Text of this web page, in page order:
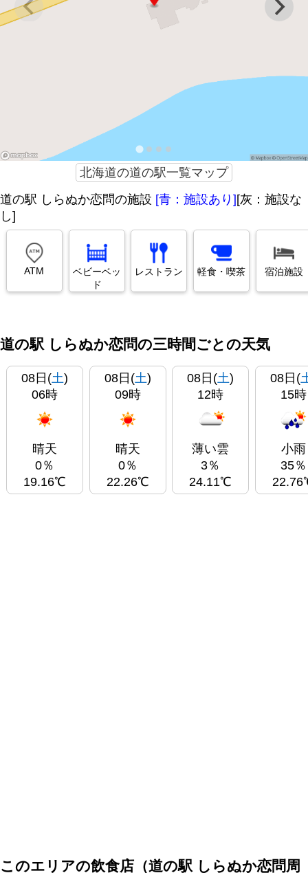
北海道の道の駅一覧マップ
道の駅 しらぬか恋問の施設 [青：施設あり][灰：施設な
し]
ATM
ベビーベッ
ド
レストラン 軽食・喫茶 宿泊施設
道の駅 しらぬか恋問の三時間ごとの天気
08日(土)
06時
晴天
0％
19.16℃
08日(土)
09時
晴天
0％
22.26℃
08日(土)
12時
薄い雲
3％
24.11℃
08日(
15時
小雨
35％
このエリアの飲食店（道の駅 しらぬか恋問周